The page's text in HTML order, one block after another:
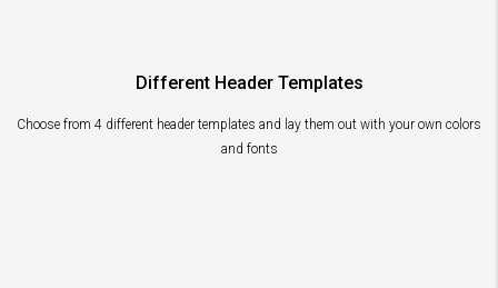
Different Header Templates
Choose from 4 different header templates and lay them out with your own colors
and fonts